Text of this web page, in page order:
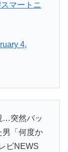
マートニ
4,
…突然バッ
「何度か
ビNEWS